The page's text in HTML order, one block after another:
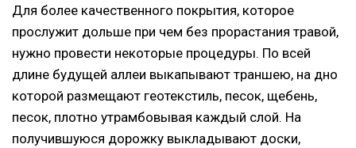
Для более качественного покрытия, которое
прослужит дольше при чем без прорастания травой,
нужно провести некоторые процедуры. По всей
длине будущей аллеи выкапывают траншею, на дно
которой размещают геотекстиль, песок, щебень,
песок, плотно утрамбовывая каждый слой. На
получившуюся дорожку выкладывают доски,